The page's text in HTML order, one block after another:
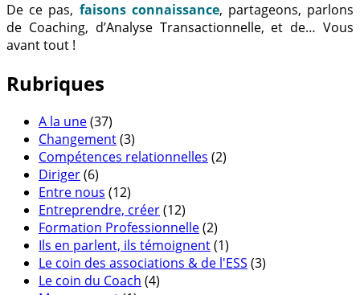
De ce pas, faisons connaissance, partageons, parlons
de Coaching, d’Analyse Transactionnelle, et de… Vous
avant tout !
Rubriques
A la une(37)
Changement(3)
Compétences relationnelles (2)
Diriger(6)
Entre nous (12)
Entreprendre, créer(12)
Formation Professionnelle(2)
Ils en parlent, ils témoignent(1)
Le coin des associations & de l'ESS (3)
Le coin du Coach (4)